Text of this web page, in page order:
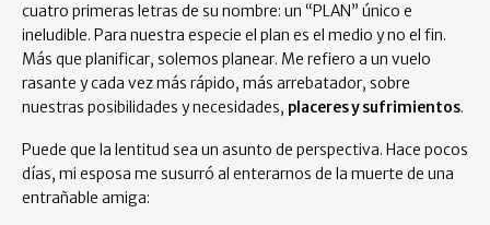
cuatro primeras letras de su nombre: un “PLAN” único e
ineludible. Para nuestra especie el plan es el medio y no el fin.
Más que planificar, solemos planear. Me refiero a un vuelo
rasante y cada vez más rápido, más arrebatador, sobre
nuestras posibilidades y necesidades, placeres y sufrimientos.
Puede que la lentitud sea un asunto de perspectiva. Hace pocos
días, mi esposa me susurró al enterarnos de la muerte de una
entrañable amiga: